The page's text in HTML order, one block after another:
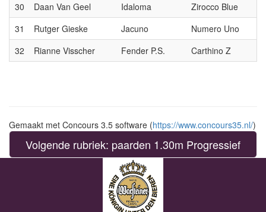
30
Daan Van Geel Idaloma
Zirocco Blue
31
Rutger Gieske Jacuno
Numero Uno
32
Rianne Visscher Fender P.S. Carthino Z
Gemaakt met Concours 3.5 software (https://www.concours35.nl/)
Volgende rubriek: paarden 1.30m Progressief